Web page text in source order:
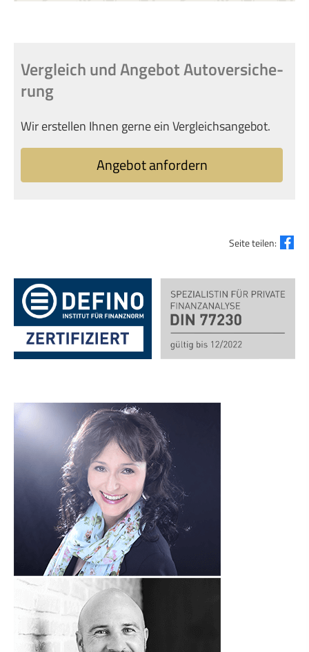
Vergleich und Angebot Auto­ver­si­che­
rung
Wir erstellen Ihnen gerne ein Vergleichsangebot.
An­ge­bot an­for­dern
Seite teilen: